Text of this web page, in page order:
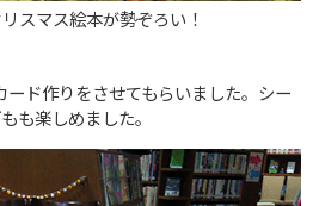
スマス絵本が勢ぞろい！
ード作りをさせてもらいました。シー
も楽しめました。